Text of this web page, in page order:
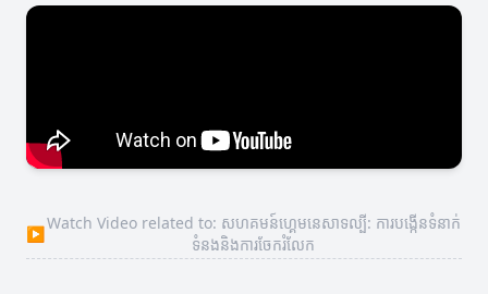
▶
Watch Video related to: សហគមន៍ហ្គេមនេសាទល្បី: ការបង្កើនទំនាក់
ទំនងនិងការចែករំលែក